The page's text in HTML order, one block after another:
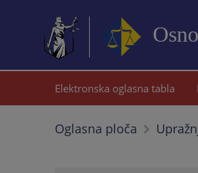
Elektronska oglasna tabla
Oglasna ploča